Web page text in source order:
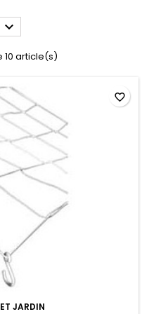

10 article(s)
JARDIN
favorite_border